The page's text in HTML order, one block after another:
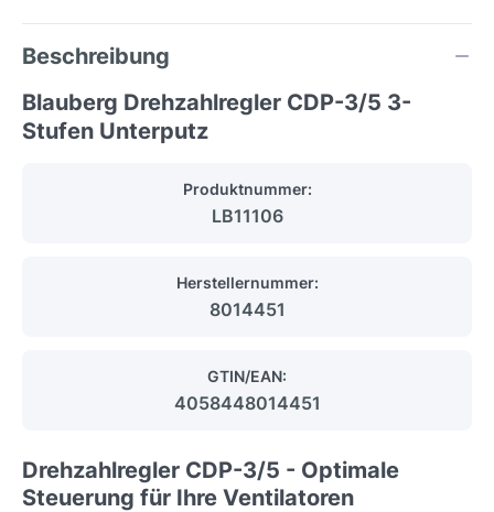
Beschreibung
Blauberg Drehzahlregler CDP-3/5 3-
Stufen Unterputz
Produktnummer:
LB11106
Herstellernummer:
8014451
GTIN/EAN:
4058448014451
Drehzahlregler CDP-3/5 - Optimale
Steuerung für Ihre Ventilatoren